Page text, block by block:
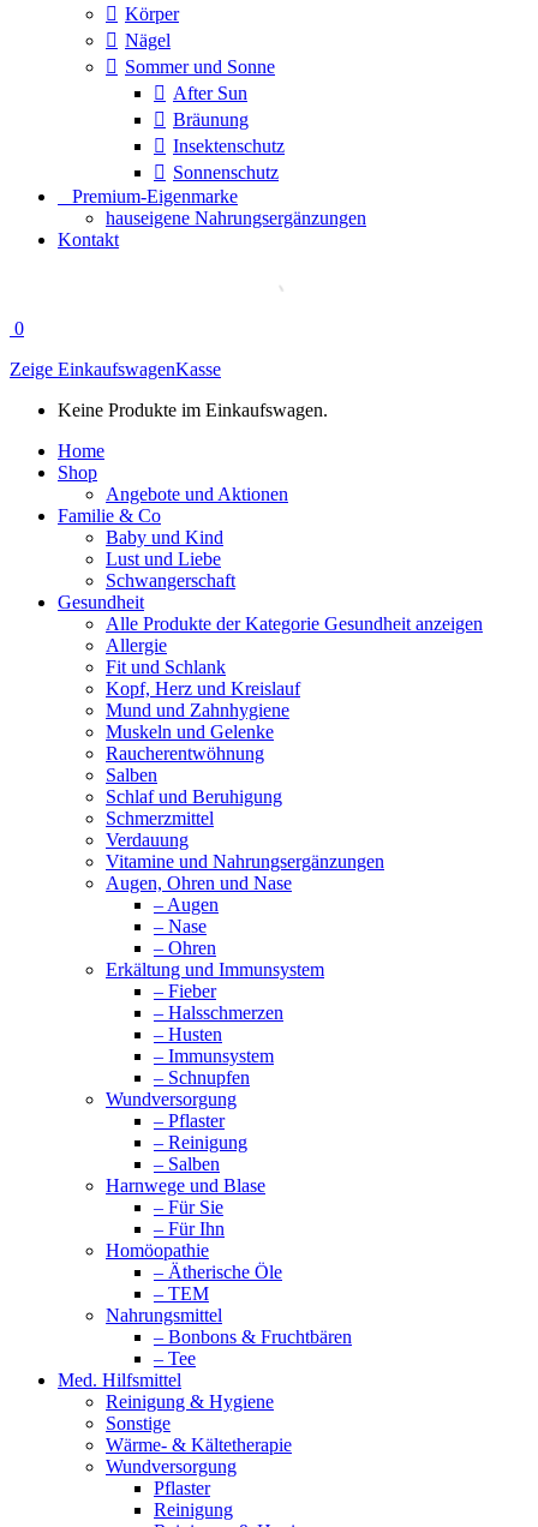
Körper
Nägel
Sommer und Sonne
After Sun
Bräunung
Insektenschutz
Sonnenschutz
⠀​Premium-Eigenmarke
hauseigene Nahrungsergänzungen
Kontakt
0
Zeige EinkaufswagenKasse
Keine Produkte im Einkaufswagen.
Home
Shop
Angebote und Aktionen
Familie & Co
Baby und Kind
Lust und Liebe
Schwangerschaft
Gesundheit
Alle Produkte der Kategorie Gesundheit anzeigen
Allergie
Fit und Schlank
Kopf, Herz und Kreislauf
Mund und Zahnhygiene
Muskeln und Gelenke
Raucherentwöhnung
Salben
Schlaf und Beruhigung
Schmerzmittel
Verdauung
Vitamine und Nahrungsergänzungen
Augen, Ohren und Nase
– Augen
– Nase
– Ohren
Erkältung und Immunsystem
– Fieber
– Halsschmerzen
– Husten
– Immunsystem
– Schnupfen
Wundversorgung
– Pflaster
– Reinigung
– Salben
Harnwege und Blase
– Für Sie
– Für Ihn
Homöopathie
– Ätherische Öle
– TEM
Nahrungsmittel
– Bonbons & Fruchtbären
– Tee
Med. Hilfsmittel
Reinigung & Hygiene
Sonstige
Wärme- & Kältetherapie
Wundversorgung
Pflaster
Reinigung